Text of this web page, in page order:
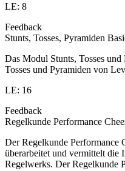
LE: 8
Feedback
Stunts, Tosses, Pyramiden
Das Modul Stunts, Tosses
Tosses und Pyramiden von
LE: 16
Feedback
Regelkunde Performance
Der Regelkunde Performance
überarbeitet und vermittelt die
Regelwerks. Der Regelkunde